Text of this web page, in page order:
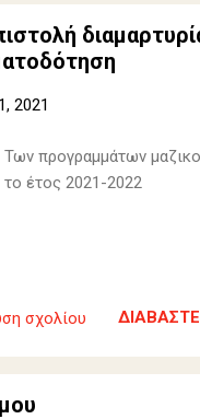
2021
Των προγραμμάτων
το έτος 2021-2022
σχολίου